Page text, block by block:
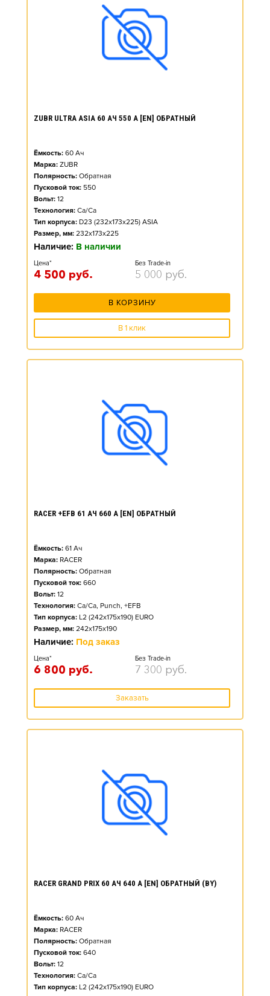
ZUBR ULTRA ASIA 60 АЧ 550 А [EN] ОБРАТНЫЙ
Ёмкость: 60 Ач
Марка: ZUBR
Полярность: Обратная
Пусковой ток: 550
Вольт: 12
Технология: Ca/Ca
Тип корпуса: D23 (232x173x225) ASIA
Размер, мм: 232x173x225
Наличие: В наличии
Цена*
4 500 руб.
Без Trade-in
5 000 руб.
В КОРЗИНУ
В 1 клик
RACER +EFB 61 АЧ 660 А [EN] ОБРАТНЫЙ
Ёмкость: 61 Ач
Марка: RACER
Полярность: Обратная
Пусковой ток: 660
Вольт: 12
Технология: Ca/Ca, Punch, +EFB
Тип корпуса: L2 (242x175x190) EURO
Размер, мм: 242x175x190
Наличие: Под заказ
Цена*
6 800 руб.
Без Trade-in
7 300 руб.
Заказать
RACER GRAND PRIX 60 АЧ 640 А [EN] ОБРАТНЫЙ (BY)
Ёмкость: 60 Ач
Марка: RACER
Полярность: Обратная
Пусковой ток: 640
Вольт: 12
Технология: Ca/Ca
Тип корпуса: L2 (242x175x190) EURO